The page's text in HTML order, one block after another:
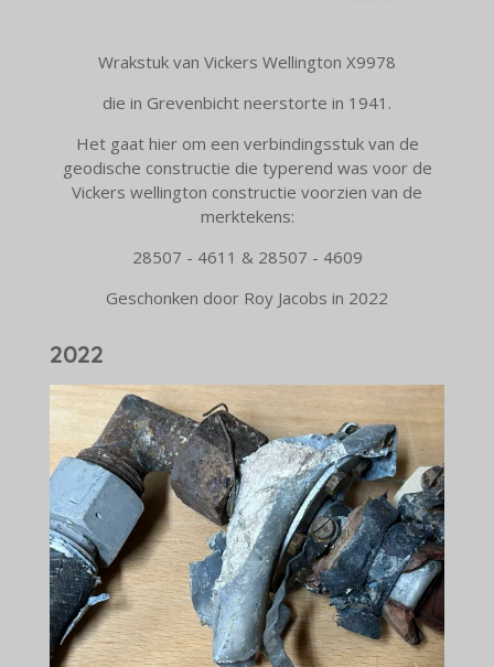
Wrakstuk van Vickers Wellington X9978
die in Grevenbicht neerstorte in 1941.
Het gaat hier om een verbindingsstuk van de
geodische constructie die typerend was voor de
Vickers wellington constructie voorzien van de
merktekens:
28507 - 4611 & 28507 - 4609
Geschonken door Roy Jacobs in 2022
2022